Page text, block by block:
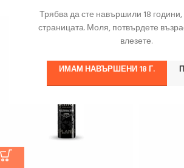
Трябва да сте навършили 18 години,
страницата. Моля, потвърдете
влезете.
ИМАМ НАВЪРШЕНИ 18 Г.